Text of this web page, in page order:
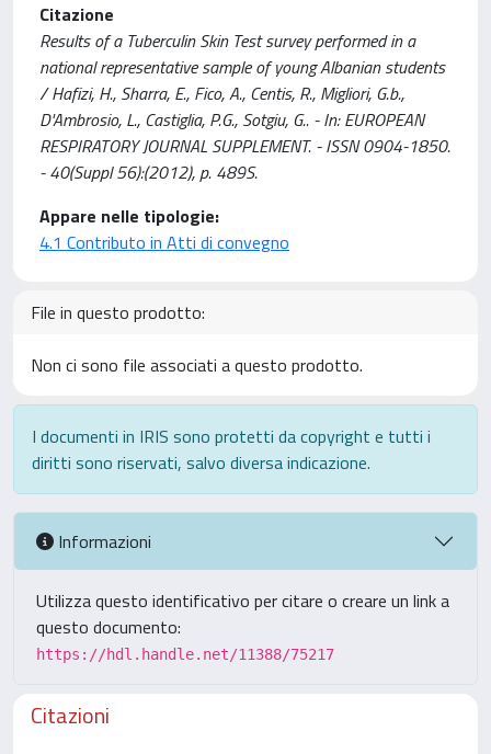
Citazione
Results of a Tuberculin Skin Test survey performed in a
national representative sample of young Albanian students
/ Hafizi, H., Sharra, E., Fico, A., Centis, R., Migliori, G.b.,
D'Ambrosio, L., Castiglia, P.G., Sotgiu, G.. - In: EUROPEAN
RESPIRATORY JOURNAL SUPPLEMENT. - ISSN 0904-1850.
- 40(Suppl 56):(2012), p. 489S.
Appare nelle tipologie:
4.1 Contributo in Atti di convegno
File in questo prodotto:
Non ci sono file associati a questo prodotto.
I documenti in IRIS sono protetti da copyright e tutti i
diritti sono riservati, salvo diversa indicazione.
Informazioni
Utilizza questo identificativo per citare o creare un link a
questo documento:
https://hdl.handle.net/11388/75217
Citazioni